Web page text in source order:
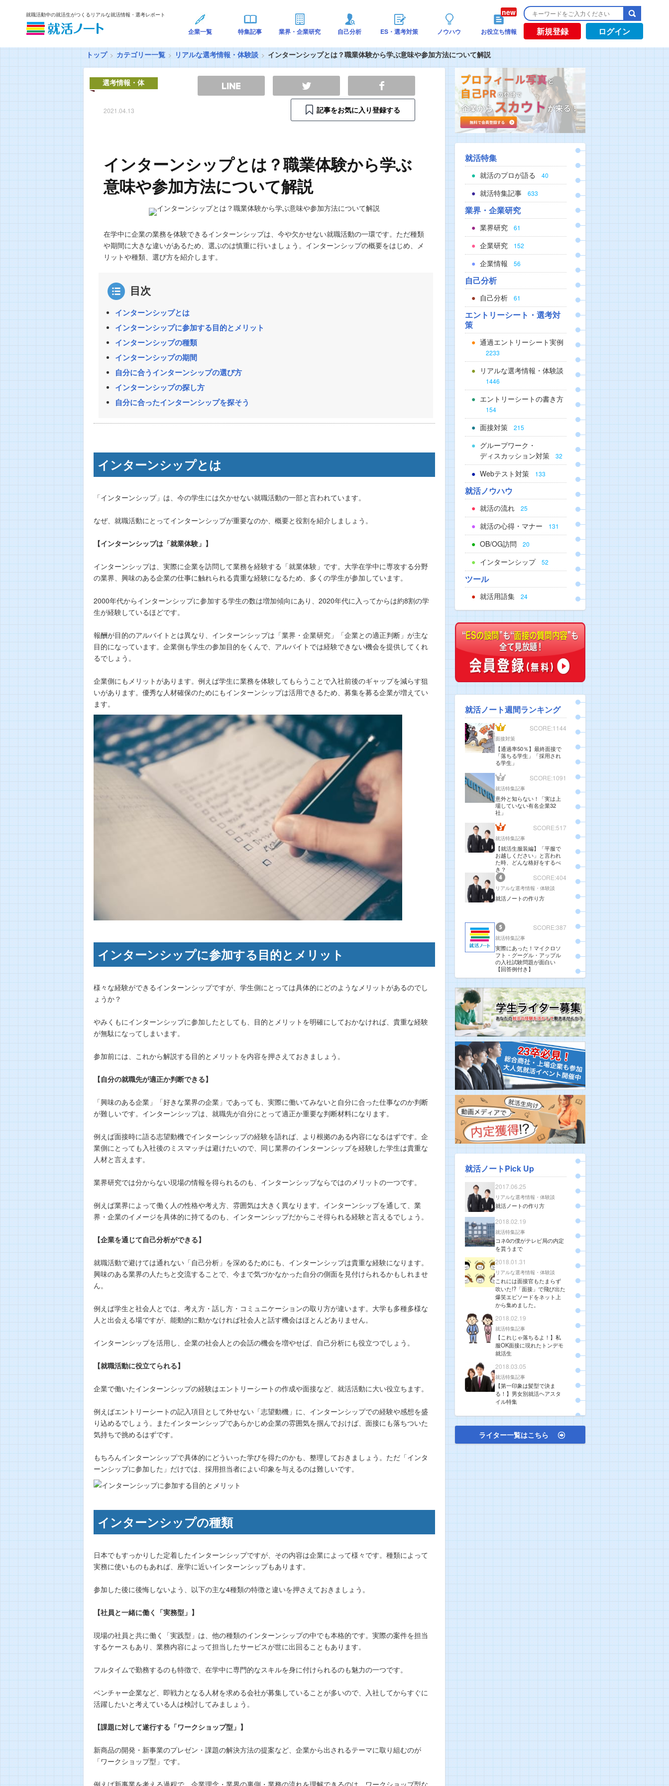
就職活動中の就活生がつくるリアルな就活情報・選考レポート
企業一覧 特集記事 業界・企業研究 自己分析 ES・選考対策 ノウハウ お役立ち情報 新規登録 ログイン
トップ カテゴリー一覧 リアルな選考情報・体験談 インターンシップとは？職業体験から学ぶ意味や参加方法について解説
選考情報・体
2021.04.13 記事をお気に入り登録する
インターンシップとは？職業体験から学ぶ
意味や参加方法について解説
在学中に企業の業務を体験できるインターンシップは、今や欠かせない就職活動の一環です。ただ種類
や期間に大きな違いがあるため、選ぶのは慎重に行いましょう。インターンシップの概要をはじめ、メ
リットや種類、選び方を紹介します。
目次
インターンシップとは
インターンシップに参加する目的とメリット
インターンシップの種類
インターンシップの期間
自分に合うインターンシップの選び方
インターンシップの探し方
自分に合ったインターンシップを探そう
インターンシップとは
「インターンシップ」は、今の学生には欠かせない就職活動の一部と言われています。
なぜ、就職活動にとってインターンシップが重要なのか、概要と役割を紹介しましょう。
【インターンシップは「就業体験」】
インターンシップは、実際に企業を訪問して業務を経験する「就業体験」です。大学在学中に専攻する分野
の業界、興味のある企業の仕事に触れられる貴重な経験になるため、多くの学生が参加しています。
2000年代からインターンシップに参加する学生の数は増加傾向にあり、2020年代に入ってからは約8割の学
生が経験しているほどです。
報酬が目的のアルバイトとは異なり、インターンシップは「業界・企業研究」「企業との適正判断」が主な
目的になっています。企業側も学生の参加目的をくんで、アルバイトでは経験できない機会を提供してくれ
るでしょう。
企業側にもメリットがあります。例えば学生に業務を体験してもらうことで入社前後のギャップを減らす狙
いがあります。優秀な人材確保のためにもインターンシップは活用できるため、募集を募る企業が増えてい
ます。
インターンシップに参加する目的とメリット
様々な経験ができるインターンシップですが、学生側にとっては具体的にどのようなメリットがあるのでし
ょうか？
やみくもにインターンシップに参加したとしても、目的とメリットを明確にしておかなければ、貴重な経験
が無駄になってしまいます。
参加前には、これから解説する目的とメリットを内容を押さえておきましょう。
【自分の就職先が適正か判断できる】
「興味のある企業」「好きな業界の企業」であっても、実際に働いてみないと自分に合った仕事なのか判断
が難しいです。インターンシップは、就職先が自分にとって適正か重要な判断材料になります。
例えば面接時に語る志望動機でインターンシップの経験を語れば、より根拠のある内容になるはずです。企
業側にとっても入社後のミスマッチは避けたいので、同じ業界のインターンシップを経験した学生は貴重な
人材と言えます。
業界研究では分からない現場の情報を得られるのも、インターンシップならではのメリットの一つです。
例えば業界によって働く人の性格や考え方、雰囲気は大きく異なります。インターンシップを通して、業
界・企業のイメージを具体的に持てるのも、インターンシップだからこそ得られる経験と言えるでしょう。
【企業を通じて自己分析ができる】
就職活動で避けては通れない「自己分析」を深めるためにも、インターンシップは貴重な経験になります。
興味のある業界の人たちと交流することで、今まで気づかなかった自分の側面を見付けられるかもしれませ
ん。
例えば学生と社会人とでは、考え方・話し方・コミュニケーションの取り方が違います。大学も多種多様な
人と出会える場ですが、能動的に動かなければ社会人と話す機会はほとんどありません。
インターンシップを活用し、企業の社会人との会話の機会を増やせば、自己分析にも役立つでしょう。
【就職活動に役立てられる】
企業で働いたインターンシップの経験はエントリーシートの作成や面接など、就活活動に大い役立ちます。
例えばエントリーシートの記入項目として外せない「志望動機」に、インターンシップでの経験や感想を盛
り込めるでしょう。またインターンシップであらかじめ企業の雰囲気を掴んでおけば、面接にも落ちついた
気持ちで挑めるはずです。
もちろんインターンシップで具体的にどういった学びを得たのかも、整理しておきましょう。ただ「インタ
ーンシップに参加した」だけでは、採用担当者によい印象を与えるのは難しいです。
インターンシップの種類
日本でもすっかりした定着したインターンシップですが、その内容は企業によって様々です。種類によって
実務に使いものもあれば、座学に近いインターンシップもあります。
参加した後に後悔しないよう、以下の主な4種類の特徴と違いを押さえておきましょう。
【社員と一緒に働く「実務型」】
現場の社員と共に働く「実践型」は、他の種類のインターンシップの中でも本格的です。実際の案件を担当
するケースもあり、業務内容によって担当したサービスが世に出回ることもあります。
フルタイムで勤務するのも特徴で、在学中に専門的なスキルを身に付けられるのも魅力の一つです。
ベンチャー企業など、即戦力となる人材を求める会社が募集していることが多いので、入社してからすぐに
活躍したいと考えている人は検討してみましょう。
【課題に対して遂行する「ワークショップ型」】
新商品の開発・新事業のプレゼン・課題の解決方法の提案など、企業から出されるテーマに取り組むのが
「ワークショップ型」です。
例えば新事業を考える過程で、企業理念・業界の裏側・業務の流れを理解できるのは、ワークショップ型な
就活特集
就活のプロが語る 40
就活特集記事 633
業界・企業研究
業界研究 61
企業研究 152
企業情報 56
自己分析
自己分析 61
エントリーシート・選考対
策
通過エントリーシート実例
2233
リアルな選考情報・体験談
1446
エントリーシートの書き方
154
面接対策 215
グループワーク・
ディスカッション対策
32
Webテスト対策 133
就活ノウハウ
就活の流れ 25
就活の心得・マナー 131
OB/OG訪問 20
インターンシップ 52
ツール
就活用語集 24
就活ノート週間ランキング
SCORE:1144
面接対策
【通過率50％】最終面接で
「落ちる学生」「採用され
る学生」
SCORE:1091
就活特集記事
意外と知らない！「実は上
場していない有名企業32
社」
SCORE:517
就活特集記事
【就活生服装編】「平服で
お越しください」と言われ
た時、どんな格好をするべ
き？
SCORE:404
リアルな選考情報・体験談
就活ノートの作り方
SCORE:387
就活特集記事
実際にあった！マイクロソ
フト・グーグル・アップル
の入社試験問題が面白い
【回答例付き】
就活ノートPick Up
2017.06.25
リアルな選考情報・体験談
就活ノートの作り方
2018.02.19
就活特集記事
コネ0の僕がテレビ局の内定
を貰うまで
2018.01.31
リアルな選考情報・体験談
これには面接官もたまらず
吹いた!?「面接」で飛び出た
爆笑エピソードをネット上
から集めました。
2018.02.19
就活特集記事
【これじゃ落ちるよ！】私
服OK面接に現れたトンデモ
就活生
2018.03.05
就活特集記事
【第一印象は髪型で決ま
る！】男女別就活ヘアスタ
イル特集
ライター一覧はこちら